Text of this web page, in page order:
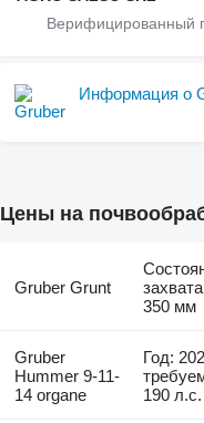
Информация о
Цены на
Gruber Grunt
350 мм
Gruber
Hummer 9-11-
14 organe
Год:
190 л.с.